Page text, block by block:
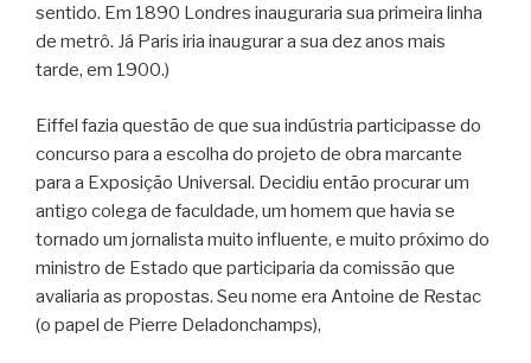
sentido. Em 1890 Londres inauguraria sua primeira linha
de metrô. Já Paris iria inaugurar a sua dez anos mais
tarde, em 1900.)
Eiffel fazia questão de que sua indústria participasse do
concurso para a escolha do projeto de obra marcante
para a Exposição Universal. Decidiu então procurar um
antigo colega de faculdade, um homem que havia se
tornado um jornalista muito influente, e muito próximo do
ministro de Estado que participaria da comissão que
avaliaria as propostas. Seu nome era Antoine de Restac
(o papel de Pierre Deladonchamps),